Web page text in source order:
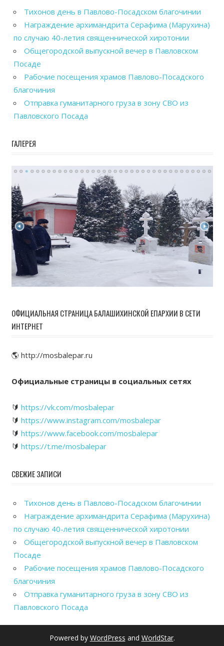
Тихонов день в Павлово-Посадском благочинии
Награждение архимандрита Серафима (Марухина)
по случаю 40-летия священнической хиротонии
Общегородской выпускной вечер в Павловском
Посаде
Рабочие посещения храмов Павлово-Посадского
благочиния
Отправка гуманитарного груза в зону СВО из
Павловского Посада
ГАЛЕРЕЯ
ОФИЦИАЛЬНАЯ СТРАНИЦА БАЛАШИХИНСКОЙ ЕПАРХИИ В СЕТИ
ИНТЕРНЕТ
🌎 http://mosbalepar.ru
Официальные страницы в социальных сетях
🔰 https://vk.com/mosbalepar
🔰 https://www.instagram.com/mosbalepar
🔰 https://www.facebook.com/mosbalepar
🔰 https://t.me/mosbalepar
СВЕЖИЕ ЗАПИСИ
Тихонов день в Павлово-Посадском благочинии
Награждение архимандрита Серафима (Марухина)
по случаю 40-летия священнической хиротонии
Общегородской выпускной вечер в Павловском
Посаде
Рабочие посещения храмов Павлово-Посадского
благочиния
Отправка гуманитарного груза в зону СВО из
Павловского Посада
Powered by WordPress and WorldStar.